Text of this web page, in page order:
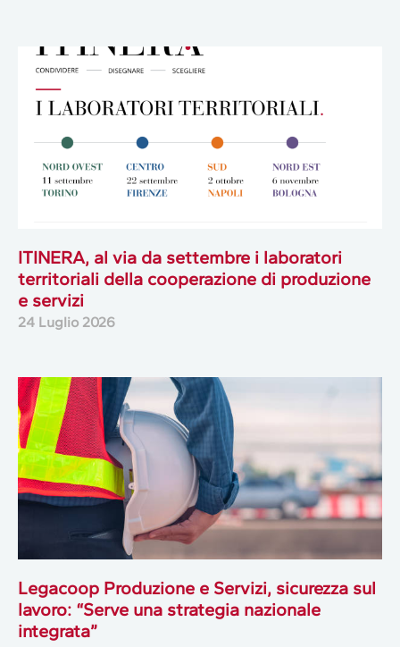
ITINERA, al via da settembre i laboratori
territoriali della cooperazione di produzione
e servizi
24 Luglio 2026
Legacoop Produzione e Servizi, sicurezza sul
lavoro: “Serve una strategia nazionale
integrata”